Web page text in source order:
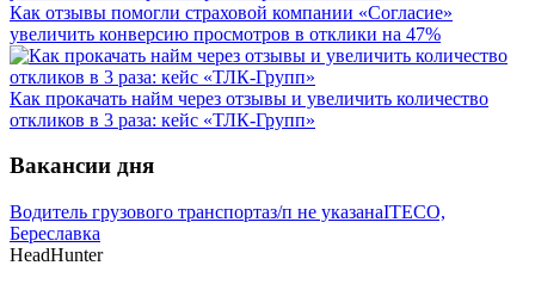
Как отзывы помогли страховой компании «Согласие»
увеличить конверсию просмотров в отклики на 47%
Как прокачать найм через отзывы и увеличить количество
откликов в 3 раза: кейс «ТЛК-Групп»
Вакансии дня
Водитель грузового транспортаз/п не указанаITECO,
Береславка
HeadHunter